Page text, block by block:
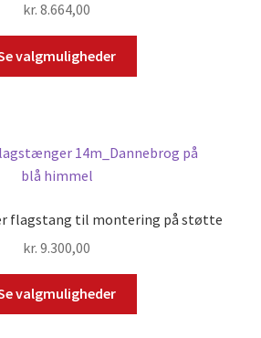
kr. 8.664,00
valgmuligheder
flagstang til montering på støtte
kr. 9.300,00
valgmuligheder